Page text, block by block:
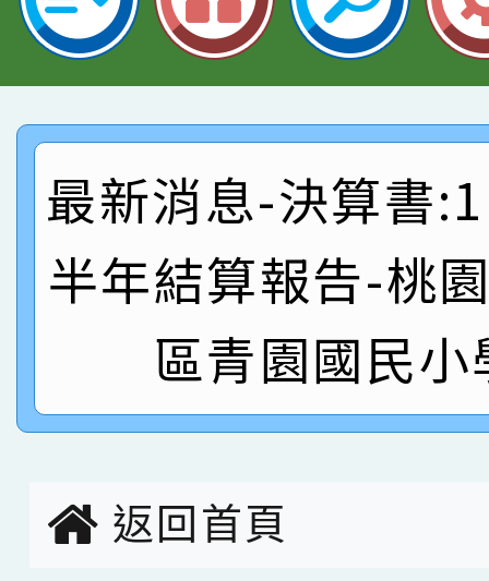
指導老師林老師
賽 劉文瑛教師榮獲教
臺灣台語-第二名
賀！本校參與2026世
市賽榮獲科學小創客佳
創客第三名。
賀！本校參加桃園市中
賽 洪綺君教師榮獲社
名
倩參加桃園市科展 國
名 指導老師王老師、
賀！本校四年二班張O
園市英語競賽國小朗讀
指導老師林老師
賀！本校參加桃園市中
賽 劉文瑛教師榮獲教
臺灣台語-第二名
賀！本校參與2026世
市賽榮獲科學小創客佳
最新消息-決算書
半年結算報告-桃
區青園國民
返回首頁